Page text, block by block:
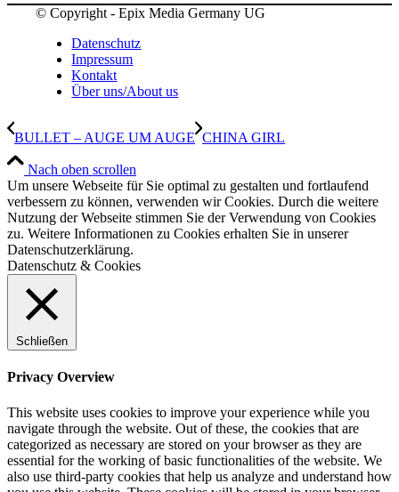
© Copyright - Epix Media Germany UG
Datenschutz
Impressum
Kontakt
Über uns/About us
BULLET – AUGE UM AUGE CHINA GIRL
Nach oben scrollen
Um unsere Webseite für Sie optimal zu gestalten und fortlaufend
verbessern zu können, verwenden wir Cookies. Durch die weitere
Nutzung der Webseite stimmen Sie der Verwendung von Cookies
zu. Weitere Informationen zu Cookies erhalten Sie in unserer
Datenschutzerklärung.
Datenschutz & Cookies
Schließen
Privacy Overview
This website uses cookies to improve your experience while you
navigate through the website. Out of these, the cookies that are
categorized as necessary are stored on your browser as they are
essential for the working of basic functionalities of the website. We
also use third-party cookies that help us analyze and understand how